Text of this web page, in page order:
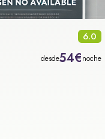
6.0
desde54€noche